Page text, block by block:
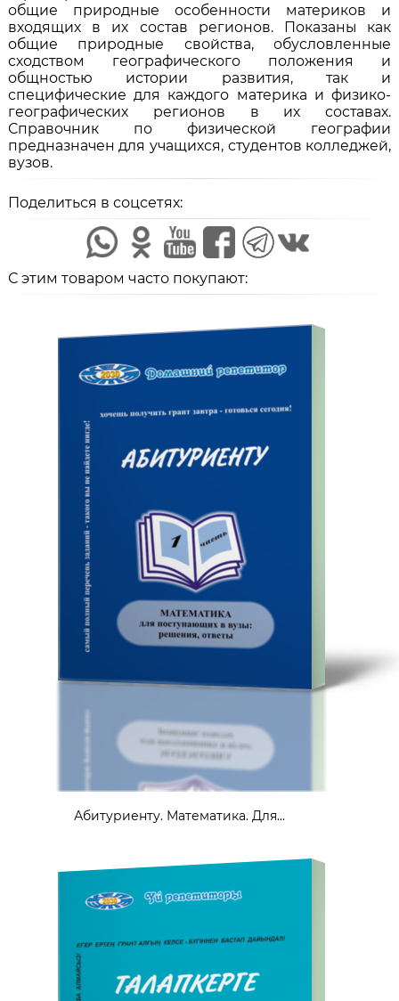
общие природные особенности материков и
входящих в их состав регионов. Показаны как
общие природные свойства, обусловленные
сходством географического положения и
общностью истории развития, так и
специфические для каждого материка и физико-
географических регионов в их составах.
Справочник по физической географии
предназначен для учащихся, студентов колледжей,
вузов.
Поделиться в соцсетях:
С этим товаром часто покупают:
Абитуриенту. Математика. Для...